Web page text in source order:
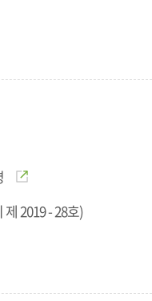
2019 - 28호)